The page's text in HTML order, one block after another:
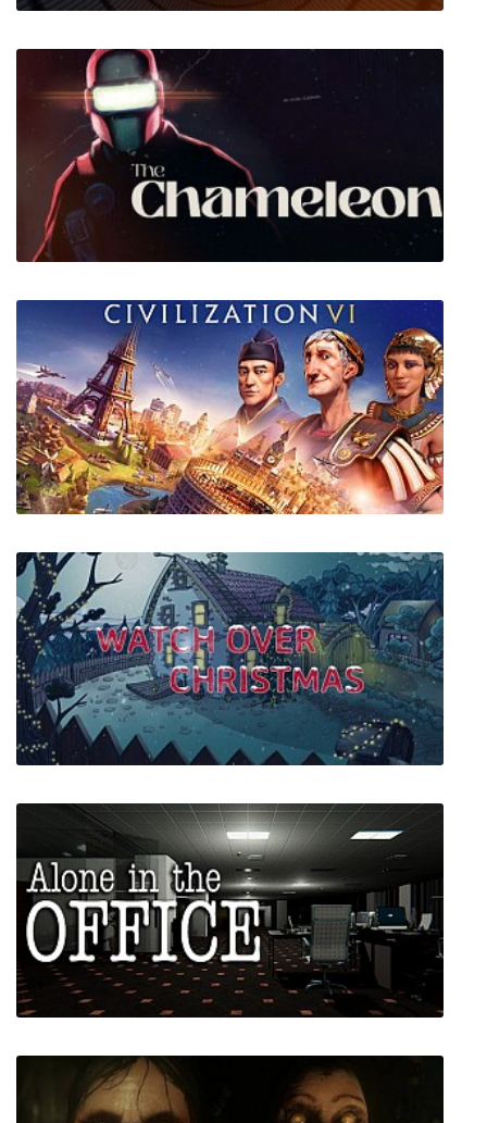
KovaaK's
The Chameleon
Sid Meier's Civilization VI + все дополнения
Watch Over Christmas